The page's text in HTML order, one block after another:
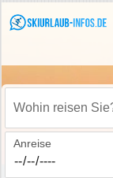
Wohin reisen Sie?
Anreise